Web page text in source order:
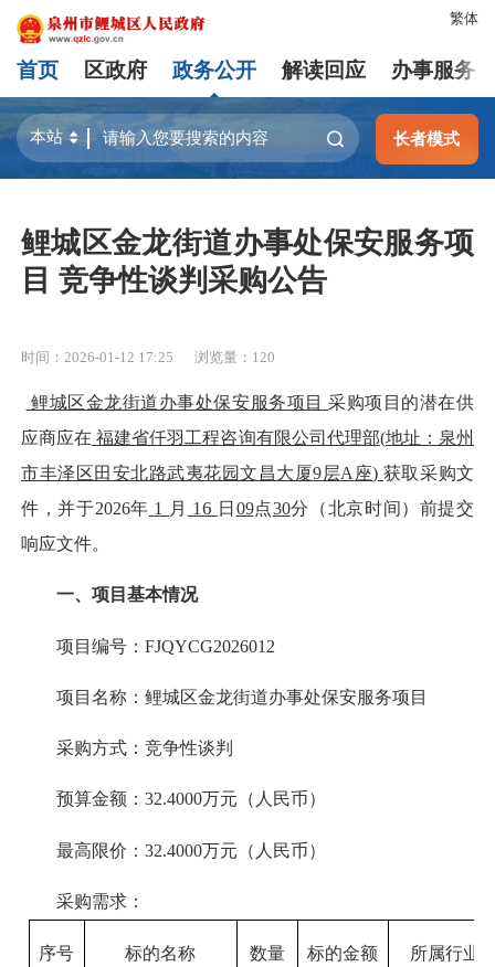
繁体
首页 区政府 政务公开 解读回应 办事服务
长者模式
鲤城区金龙街道办事处保安服务项
目 竞争性谈判采购公告
时间：2026-01-12 17:25 浏览量： 120
鲤城区金龙街道办事处保安服务项目 采购项目的潜在供
应商应在 福建省仟羽工程咨询有限公司代理部(地址：泉州
市丰泽区田安北路武夷花园文昌大厦9层A 座) 获取采购文
件，并于2026年 1 月 16 日 09点30分（北京时间）前提交
响应文件。
一、项目基本情况
项目编号： FJQYCG2026012
项目名称： 鲤城区金龙街道办事处保安服务项目
采购方式：竞争性谈判
预算金额： 32.4000万元（人民币）
最高限价： 32.4000万元（人民币）
采购需求：
序号 标的名称 数量 标的金额 所属行业